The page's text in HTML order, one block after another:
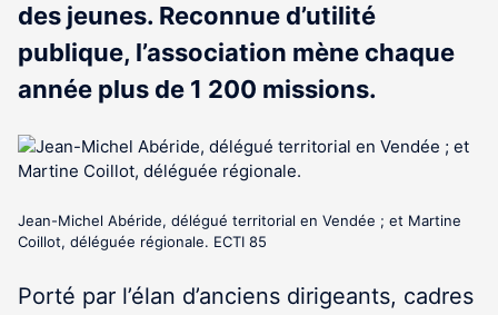
des jeunes. Reconnue d’utilité
publique, l’association mène chaque
année plus de 1 200 missions.
Jean-Michel Abéride, délégué territorial en Vendée ; et Martine
Coillot, déléguée régionale. ECTI 85
Porté par l’élan d’anciens dirigeants, cadres